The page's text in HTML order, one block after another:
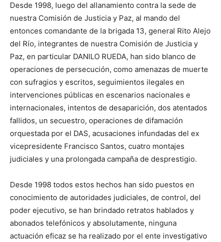
Desde 1998, luego del allanamiento contra la sede de
nuestra Comisión de Justicia y Paz, al mando del
entonces comandante de la brigada 13, general Rito Alejo
del Río, integrantes de nuestra Comisión de Justicia y
Paz, en particular DANILO RUEDA, han sido blanco de
operaciones de persecución, como amenazas de muerte
con sufragios y escritos, seguimientos ilegales en
intervenciones públicas en escenarios nacionales e
internacionales, intentos de desaparición, dos atentados
fallidos, un secuestro, operaciones de difamación
orquestada por el DAS, acusaciones infundadas del ex
vicepresidente Francisco Santos, cuatro montajes
judiciales y una prolongada campaña de desprestigio.
Desde 1998 todos estos hechos han sido puestos en
conocimiento de autoridades judiciales, de control, del
poder ejecutivo, se han brindado retratos hablados y
abonados telefónicos y absolutamente, ninguna
actuación eficaz se ha realizado por el ente investigativo